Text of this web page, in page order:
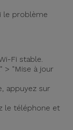
le problème
Fi stable.
> "Mise à jour
appuyez sur
le téléphone et